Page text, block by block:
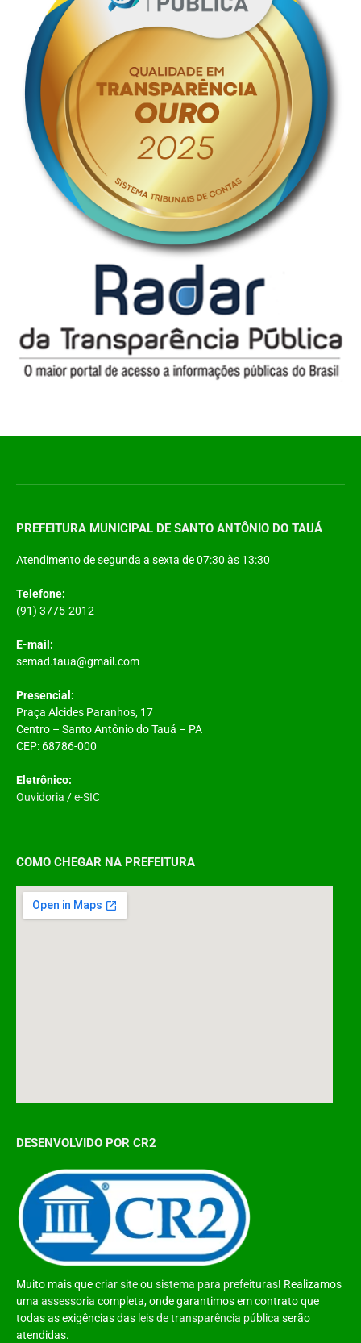
PREFEITURA MUNICIPAL DE SANTO ANTÔNIO DO TAUÁ
Atendimento de segunda a sexta de 07:30 às 13:30
Telefone:
(91) 3775-2012
E-mail:
semad.taua@gmail.com
Presencial:
Praça Alcides Paranhos, 17
Centro – Santo Antônio do Tauá – PA
CEP: 68786-000
Eletrônico:
Ouvidoria /e-SIC
COMO CHEGAR NA PREFEITURA
DESENVOLVIDO POR CR2
Muito mais quecriar siteou sistema para prefeituras! Realizamos
uma assessoria completa, onde garantimos em contrato que
todas as exigências das leis de transparência pública serão
atendidas.